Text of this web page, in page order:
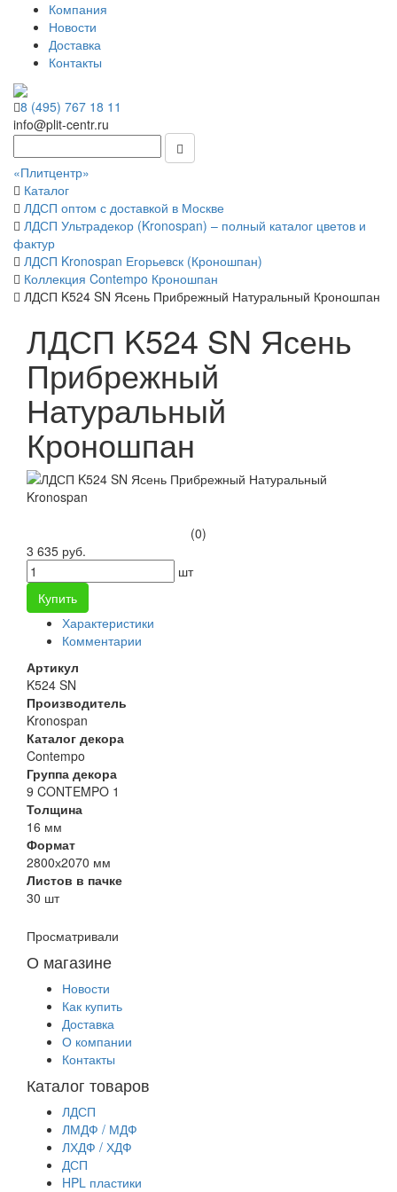
Компания
Новости
Доставка
Контакты
8 (495) 767 18 11
info@plit-centr.ru
«Плитцентр»
Каталог
ЛДСП оптом с доставкой в Москве
ЛДСП Ультрадекор (Kronospan) – полный каталог цветов и
фактур
ЛДСП Kronospan Егорьевск (Кроношпан)
Коллекция Contempo Кроношпан
ЛДСП K524 SN Ясень Прибрежный Натуральный Кроношпан
ЛДСП K524 SN Ясень
Прибрежный
Натуральный
Кроношпан
(0)
3 635 руб.
шт
Купить
Характеристики
Комментарии
Артикул
K524 SN
Производитель
Kronospan
Каталог декора
Contempo
Группа декора
9 CONTEMPO 1
Толщина
16 мм
Формат
2800х2070 мм
Листов в пачке
30 шт
Просматривали
О магазине
Новости
Как купить
Доставка
О компании
Контакты
Каталог товаров
ЛДСП
ЛМДФ / МДФ
ЛХДФ / ХДФ
ДСП
HPL пластики